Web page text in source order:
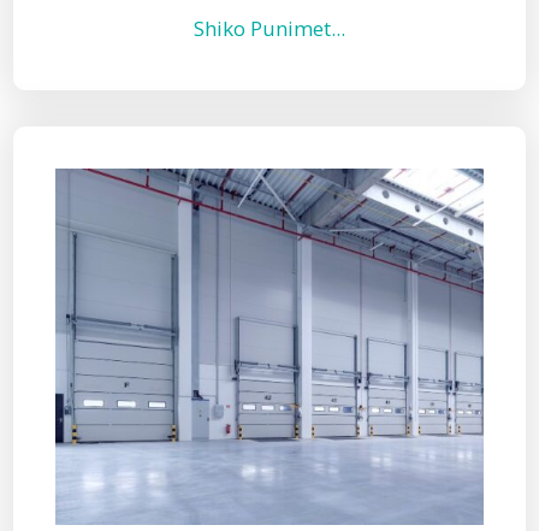
Shiko Punimet...